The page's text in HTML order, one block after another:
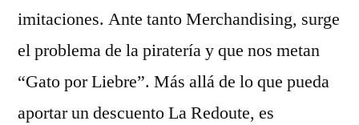
imitaciones. Ante tanto Merchandising, surge
el problema de la piratería y que nos metan
“Gato por Liebre”. Más allá de lo que pueda
aportar un descuento La Redoute, es